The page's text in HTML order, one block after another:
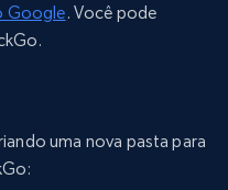
Google. Você pode
uma nova pasta para